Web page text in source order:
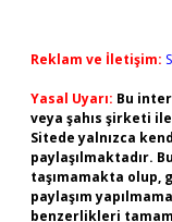
Reklam ve İletişim:
Yasal Uyarı: Bu
veya şahıs şirketi
Sitede yalnızca
paylaşılmaktadır.
taşımamakta olup,
paylaşım
benzerlikleri